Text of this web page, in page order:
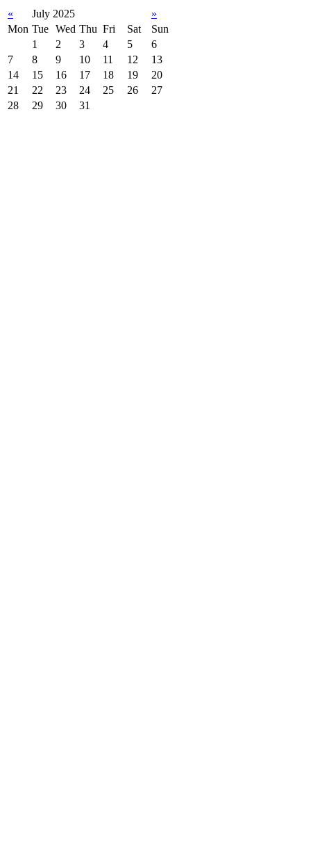
« July 2025
»
Mon Tue Wed Thu Fri Sat
Sun
1
2 3 4 5
6
7
8 9 10 11 12
13
14
15 16 17 18 19
20
21
22 23 24 25 26
27
28
29 30 31